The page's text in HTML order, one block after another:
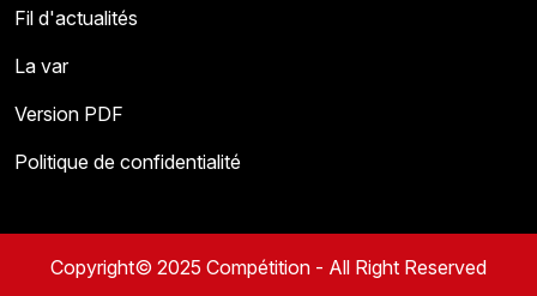
Fil d'actualités
La var
Version PDF
Politique de confidentialité
Copyright© 2025 Compétition - All Right Reserved